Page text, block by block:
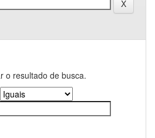
o resultado de busca.